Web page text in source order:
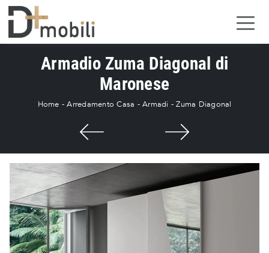
Armadio Zuma Diagonal di
Maronese
Home -Arredamento Casa - Armadi -Zuma Diagonal